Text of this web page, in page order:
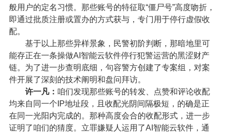
般用户的定名习惯。那些账号的特征取“僵尸号”高度吻折，
即通过批质注册或置办的方式获与，专门用于停行虚假收
配。
基于以上那些异样景象，民警初阶判断，那暗地里可
能存正在一条操做AI智能云软件停行犯警运营的黑涩财产
链。为了进一步查明底细，句容警方创建了专案组，对案
件开展了深刻的技术阐明和盘问拜访。
许一凡： 咱们发现那些账号的转发、点赞和评论收配
均来自同一个IP地址段，且收配光阴间隔极短，的确是正
在同一光阳内完成的。那种高度会合的收配形式，进一步
证明了咱们的猜度。立罪嫌疑人运用了AI智能云软件，通